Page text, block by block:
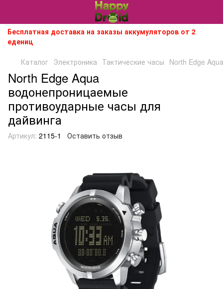
Бесплатная доставка на заказы аккумуляторов от 2
едениц
Каталог Электроника Тактические часы North Edge
North Edge Aqua
водонепроницаемые
противоударные часы для
дайвинга
Артикул: 2115-1 Оставить отзыв